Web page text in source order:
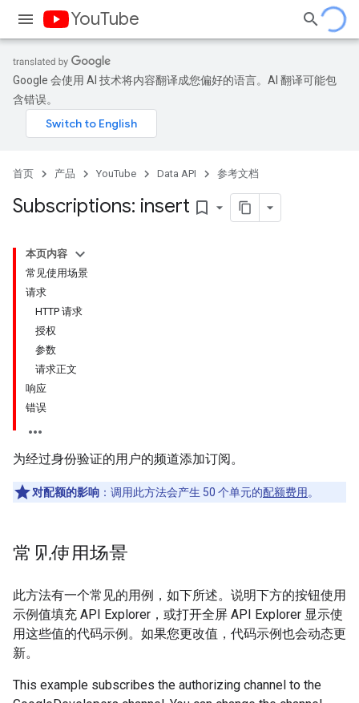
YouTube
Google 会使用 AI 技术将内容翻译成您偏好的语言。AI 翻译可能包
含错误。
首页 产品 YouTube Data API 参考文档
Subscriptions: insert bookmark_border
本页内容
常见使用场景
请求
HTTP 请求
授权
参数
请求正文
响应
错误
为经过身份验证的用户的频道添加订阅。
对配额的影响 ：调用此方法会产生 50 个单元的配额费用 。
常见使用场景